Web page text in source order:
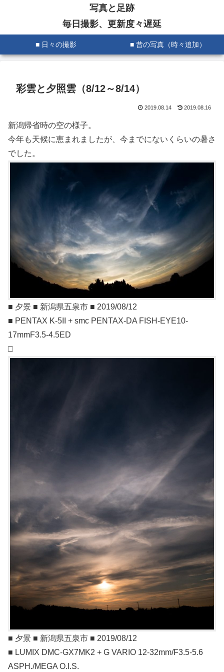
写真と足跡
毎日撮影、更新度々遅延
■ 日々の撮影 ■ 昔の写真（時々追加）
彩雲と夕照雲（8/12～8/14）
2019.08.14 2019.08.16
新潟帰省時の空の様子。
今年も天候に恵まれましたが、今までにないくらいの暑さ
でした。
■ 夕景 ■ 新潟県五泉市 ■ 2019/08/12
■ PENTAX K-5II + smc PENTAX-DA FISH-EYE10-
17mmF3.5-4.5ED
□
■ 夕景 ■ 新潟県五泉市 ■ 2019/08/12
■ LUMIX DMC-GX7MK2 + G VARIO 12-32mm/F3.5-5.6
ASPH./MEGA O.I.S.